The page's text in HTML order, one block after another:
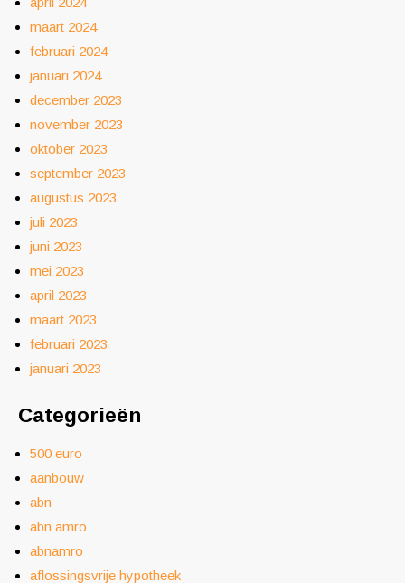
maart 2024
februari 2024
januari 2024
december 2023
november 2023
oktober 2023
september 2023
augustus 2023
juli 2023
juni 2023
mei 2023
april 2023
maart 2023
februari 2023
januari 2023
Categorieën
500 euro
aanbouw
abn
abn amro
abnamro
aflossingsvrije hypotheek